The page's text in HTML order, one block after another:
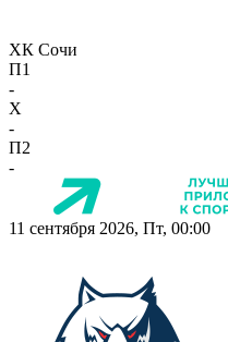
ХК Сочи
П1
-
X
-
П2
-
11 сентября 2026, Пт, 00:00